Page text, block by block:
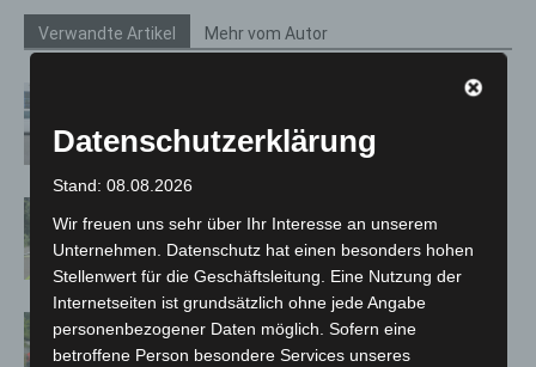
Verwandte Artikel Mehr vom Autor
kehren nach Waldbrandeinsatz aus
Spanien zurück
Neuwarmbüchen schnell eingedämmt
Region Hannover: 21 neue
Notfallsanitäter starten beim Roten
Datenschutzerklärung
Stand: 08.08.2026
Wir freuen uns sehr über Ihr Interesse an unserem
Unternehmen. Datenschutz hat einen besonders hohen
Stellenwert für die Geschäftsleitung. Eine Nutzung der
Internetseiten ist grundsätzlich ohne jede Angabe
personenbezogener Daten möglich. Sofern eine
betroffene Person besondere Services unseres